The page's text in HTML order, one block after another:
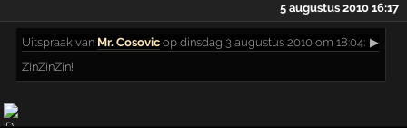
5 augustus 2010 16:17
Uitspraak van Mr. Cosovic op dinsdag 3 augustus 2010 om 18:04: ▶
ZinZinZin!